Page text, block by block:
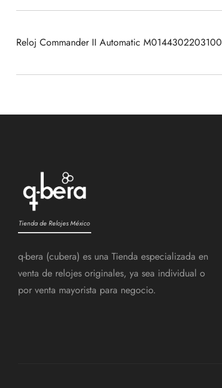
Reloj Commander II Automatic M0144302203100
Tienda de Relojes México
q-bera (cubera) es una Tienda especializada en
venta de relojes originales, ya sea individual o
por venta mayorista para negocio.